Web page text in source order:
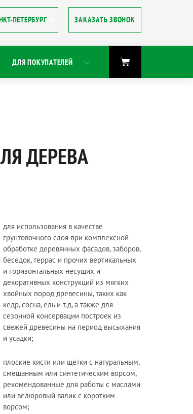
ЗАКАЗАТЬ ЗВОНОК
ДЛЯ ПОКУПАТЕЛЕЙ
ДЕРЕВА
для использования в качестве
грунтовочного слоя при комплексной
обработке деревянных фасадов, заборов,
беседок, террас и прочих вертикальных
и горизонтальных несущих и
декоративных конструкций из мягких
хвойных пород древесины, таких как
кедр, сосна, ель и т.д, а также для
сезонной консервации построек из
свежей древесины на период высыхания
и усадки;
плоские кисти или щётки с натуральным,
смешанным или синтетическим ворсом,
рекомендованные для работы с маслами
или велюровый валик с коротким
ворсом;